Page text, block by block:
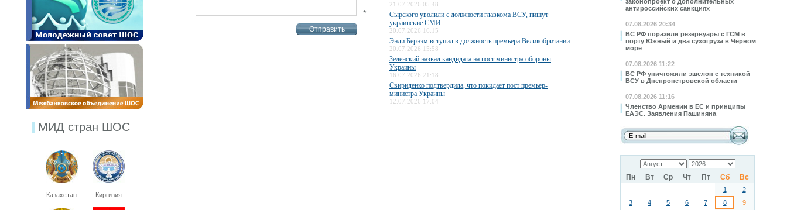
антироссийских санкциях
07.08.2026 20:34
ВС РФ поразили резервуары с ГСМ в
порту Южный и два сухогруза в Черном
море
07.08.2026 11:22
ВС РФ уничтожили эшелон с техникой
ВСУ в Днепропетровской области
07.08.2026 11:16
Членство Армении в ЕС и принципы
ЕАЭС. Заявления Пашиняна
Пн Вт Ср Чт Пт Сб Вс
1
2
3
4 5 6 7 8
9
МИД стран ШОС
Казахстан Киргизия
*
21.07.2026 05:48
Сырского уволили с должности главкома ВСУ, пишут
украинские СМИ
20.07.2026 16:15
Энди Бернэм вступил в должность премьера Великобритании
20.07.2026 15:58
Зеленский назвал кандидата на пост министра обороны
Украины
16.07.2026 21:18
Свириденко подтвердила, что покидает пост премьер-
министра Украины
12.07.2026 17:04